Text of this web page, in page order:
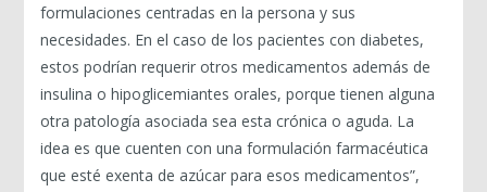
formulaciones centradas en la persona y sus
necesidades. En el caso de los pacientes con diabetes,
estos podrían requerir otros medicamentos además de
insulina o hipoglicemiantes orales, porque tienen alguna
otra patología asociada sea esta crónica o aguda. La
idea es que cuenten con una formulación farmacéutica
que esté exenta de azúcar para esos medicamentos”,